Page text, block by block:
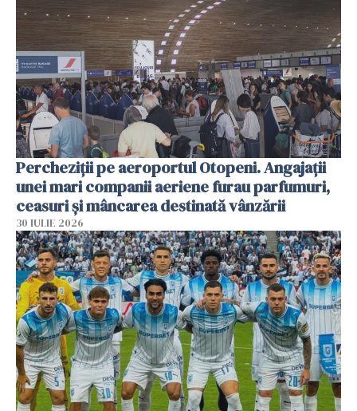
Percheziții pe aeroportul Otopeni. Angajații
unei mari companii aeriene furau parfumuri,
ceasuri și mâncarea destinată vânzării
30 IULIE 2026